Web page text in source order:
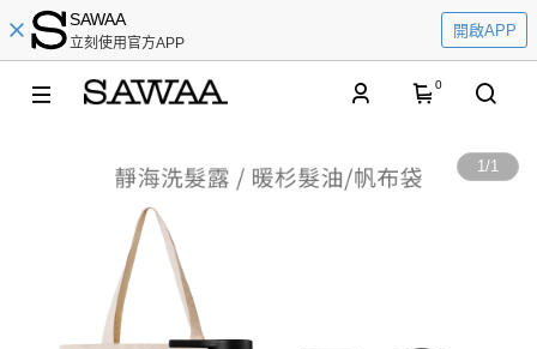
SAWAA
立刻使用官方APP
開啟APP
0
1/1